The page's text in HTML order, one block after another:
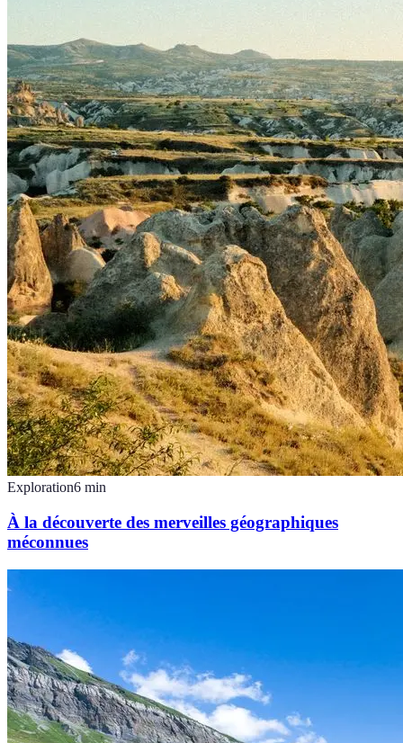
Exploration6 min
À la découverte des merveilles géographiques
méconnues